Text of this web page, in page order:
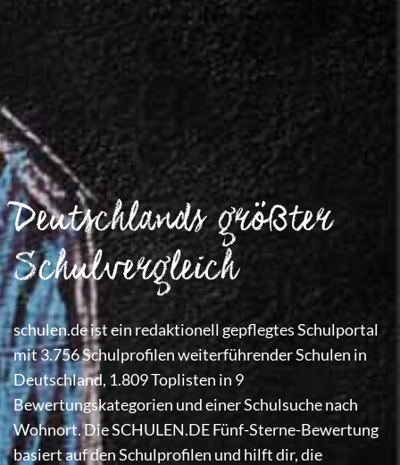
Deutschlands größter
Schulvergleich
schulen.de ist ein redaktionell gepflegtes Schulportal
mit 3.756 Schulprofilen weiterführender Schulen in
Deutschland, 1.809 Toplisten in 9
Bewertungskategorien und einer Schulsuche nach
Wohnort. Die SCHULEN.DE Fünf-Sterne-Bewertung
basiert auf den Schulprofilen und hilft dir, die